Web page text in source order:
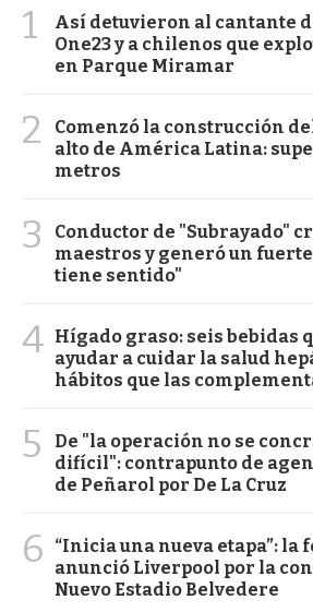
1
Así detuvieron al cantante
One23 y a chilenos que
en Parque Miramar
2
Comenzó la construcción
alto de América Latina:
metros
3
Conductor de "Subrayado"
maestros y generó un
tiene sentido"
4 Hígado graso: seis bebidas
ayudar a cuidar la salud
hábitos que las
5
De "la operación no se
difícil": contrapunto de
de Peñarol por De La Cruz
6
“Inicia una nueva etapa”: la
anunció Liverpool por la
Nuevo Estadio Belvedere